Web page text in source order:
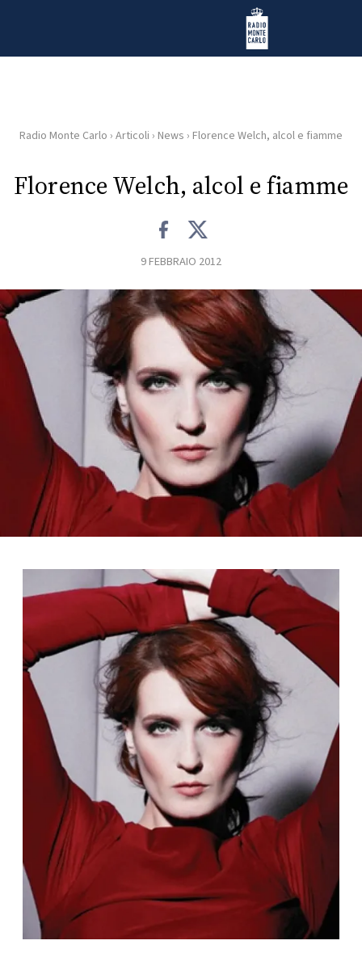
Radio Monte Carlo
HOME
RADIO
PLAYLIST
FOTO
CONCORSI
EVENTI
VIDEO
PRINCIPATO
DI
MONACO
RMC
CONSIGLIA
Radio Monte Carlo › Articoli › News › Florence Welch, alcol e fiamme
Florence Welch, alcol e fiamme
9 FEBBRAIO 2012